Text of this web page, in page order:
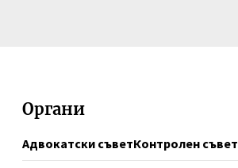
Органи
Адвокатски съветКонтролен съвет